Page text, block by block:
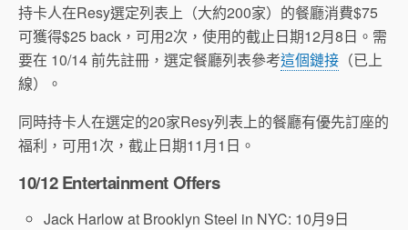
持卡人在Resy選定列表上（大約200家）的餐廳消費$75
可獲得$25 back，可用2次，使用的截止日期12月8日。需
要在 10/14 前先註冊，選定餐廳列表參考這個鏈接 （已上
線）。
同時持卡人在選定的20家Resy列表上的餐廳有優先訂座的
福利，可用1次，截止日期11月1日。
10/12 Entertainment Offers
Jack Harlow at Brooklyn Steel in NYC: 10月9日